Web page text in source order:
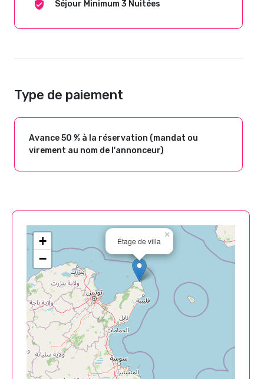
Séjour Minimum 3 Nuitées
Type de paiement
Avance 50 % à la réservation (mandat ou
virement au nom de l'annonceur)
Étage de villa
×
+
−